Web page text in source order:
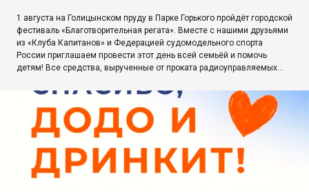
1 августа на Голицынском пруду в Парке Горького пройдёт городской
фестиваль «Благотворительная регата». Вместе с нашими друзьями
из «Клуба Капитанов» и Федерацией судомодельного спорта
России приглашаем провести этот день всей семьёй и помочь
детям! Все средства, вырученные от проката радиоуправляемых…